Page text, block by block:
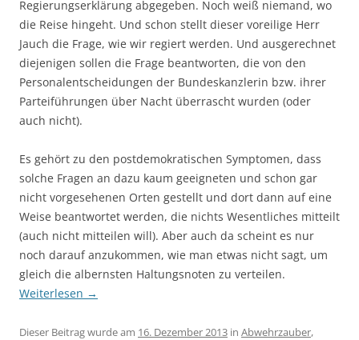
Regierungserklärung abgegeben. Noch weiß niemand, wo
die Reise hingeht. Und schon stellt dieser voreilige Herr
Jauch die Frage, wie wir regiert werden. Und ausgerechnet
diejenigen sollen die Frage beantworten, die von den
Personalentscheidungen der Bundeskanzlerin bzw. ihrer
Parteiführungen über Nacht überrascht wurden (oder
auch nicht).
Es gehört zu den postdemokratischen Symptomen, dass
solche Fragen an dazu kaum geeigneten und schon gar
nicht vorgesehenen Orten gestellt und dort dann auf eine
Weise beantwortet werden, die nichts Wesentliches mitteilt
(auch nicht mitteilen will). Aber auch da scheint es nur
noch darauf anzukommen, wie man etwas nicht sagt, um
gleich die albernsten Haltungsnoten zu verteilen.
Weiterlesen →
Dieser Beitrag wurde am 16. Dezember 2013 in Abwehrzauber,